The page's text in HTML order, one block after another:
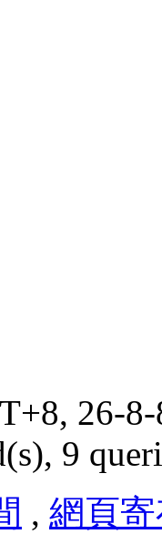
26-
9
, 網頁